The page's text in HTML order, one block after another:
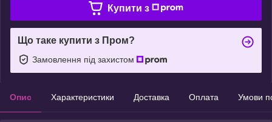
Купити з
Що таке купити з Пром?
Замовлення під захистом
Опис Характеристики Доставка Оплата Умови